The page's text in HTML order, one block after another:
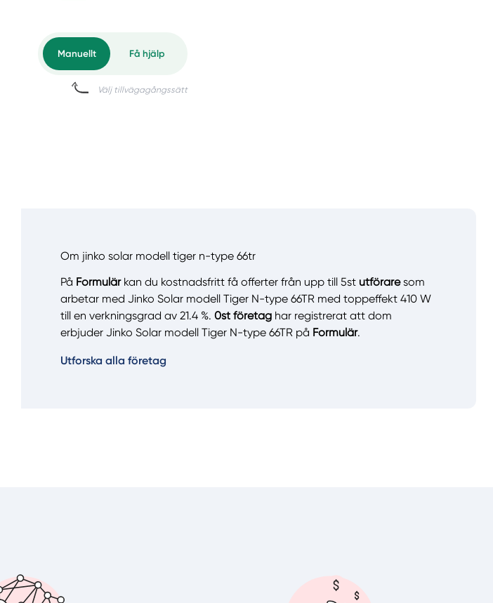
Manuellt Få hjälp
Om jinko solar modell tiger n-type 66tr
På Formulärkan du kostnadsfritt få offerter från upp till 5st utföraresom
arbetar med Jinko Solar modell Tiger N-type 66TR med toppeffekt 410 W
till en verkningsgrad av 21.4 %. 0st företag har registrerat att dom
erbjuder Jinko Solar modell Tiger N-type 66TR på Formulär.
Utforska alla företag